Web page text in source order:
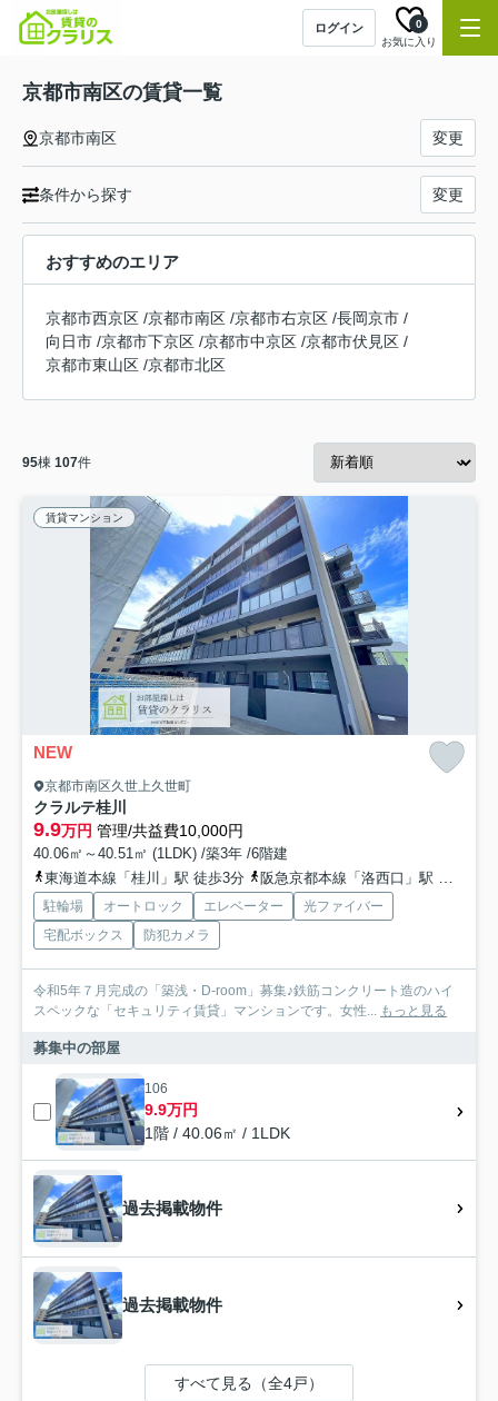
ログイン
お気に入り
0
京都市南区の賃貸一覧
京都市南区 変更
条件から探す 変更
おすすめのエリア
京都市西京区 /京都市南区 /京都市右京区 /長岡京市 /
向日市 /京都市下京区 /京都市中京区 /京都市伏見区 /
京都市東山区 /京都市北区
95棟 107件
賃貸マンション
NEW
京都市南区久世上久世町
クラルテ桂川
9.9万円 管理/共益費10,000円
40.06㎡～40.51㎡ (1LDK) /築3年 /6階建
東海道本線「桂川」駅 徒歩3分
阪急京都本線「洛西口」駅 徒歩13分
駐輪場 オートロック エレベーター
光ファイバー
宅配ボックス
防犯カメラ
令和5年７月完成の「築浅・D-room」募集♪鉄筋コンクリート造のハイ
スペックな「セキュリティ賃貸」マンションです。女性... もっと見る
募集中の部屋
106
9.9万円
1階 / 40.06㎡ / 1LDK
過去掲載物件
過去掲載物件
すべて見る（全4戸）